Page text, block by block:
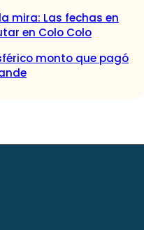
mira: Las fechas en
en Colo Colo
monto que pagó